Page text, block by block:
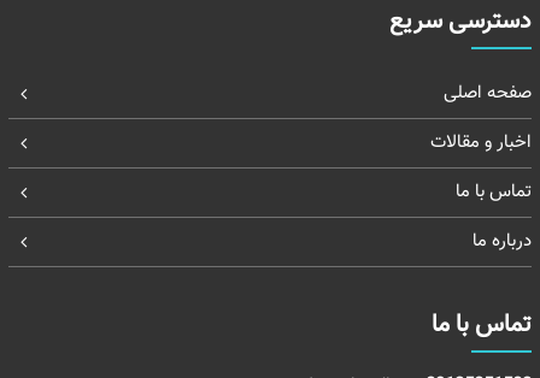
دسترسی سریع
صفحه اصلی
اخبار و مقالات
تماس با ما
درباره ما
تماس با ما